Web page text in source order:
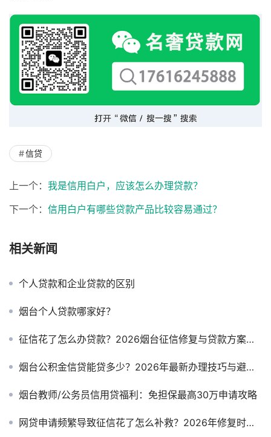
信贷
上一个： 我是信用白户，应该怎么办理贷款？
下一个： 信用白户有哪些贷款产品比较容易通过？
相关新闻
个人贷款和企业贷款的区别
烟台个人贷款哪家好？
征信花了怎么办贷款？2026烟台征信修复与贷款方案全攻略
烟台公积金信贷能贷多少？2026年最新办理技巧与避坑指南
烟台教师/公务员信用贷福利：免担保最高30万申请攻略
网贷申请频繁导致征信花了怎么补救？2026年修复时间与操作指南